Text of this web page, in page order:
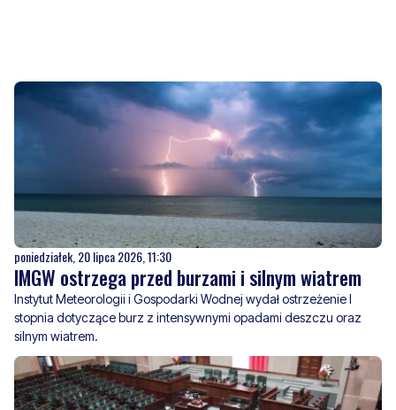
poniedziałek, 20 lipca 2026, 11:30
IMGW ostrzega przed burzami i silnym wiatrem
Instytut Meteorologii i Gospodarki Wodnej wydał ostrzeżenie I
stopnia dotyczące burz z intensywnymi opadami deszczu oraz
silnym wiatrem.